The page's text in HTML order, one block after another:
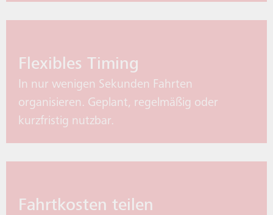
Flexibles Timing
In nur wenigen Sekunden Fahrten
organisieren. Geplant, regelmäßig oder
kurzfristig nutzbar.
Fahrtkosten teilen